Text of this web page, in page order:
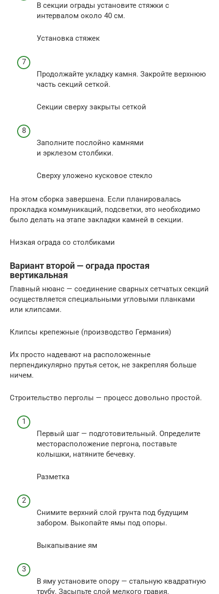
В секции ограды установите стяжки с
интервалом около 40 см.
Установка стяжек
Продолжайте укладку камня. Закройте верхнюю
часть секций сеткой.
Секции сверху закрыты сеткой
Заполните послойно камнями
и эрклезом столбики.
Сверху уложено кусковое стекло
На этом сборка завершена. Если планировалась
прокладка коммуникаций, подсветки, это необходимо
было делать на этапе закладки камней в секции.
Низкая ограда со столбиками
Вариант второй — ограда простая
вертикальная
Главный нюанс — соединение сварных сетчатых секций
осуществляется специальными угловыми планками
или клипсами.
Клипсы крепежные (производство Германия)
Их просто надевают на расположенные
перпендикулярно прутья сеток, не закрепляя больше
ничем.
Строительство перголы — процесс довольно простой.
Первый шаг — подготовительный. Определите
месторасположение пергона, поставьте
колышки, натяните бечевку.
Разметка
Снимите верхний слой грунта под будущим
забором. Выкопайте ямы под опоры.
Выкапывание ям
В яму установите опору — стальную квадратную
трубу. Засыпьте слой мелкого гравия.